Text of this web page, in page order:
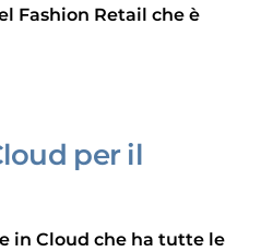
Fashion Retail che è
per il
in Cloud che ha tutte le